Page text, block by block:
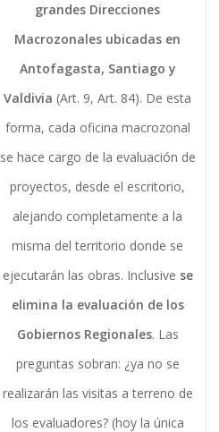
grandes Direcciones
Macrozonales ubicadas en
Antofagasta, Santiago y
Valdivia (Art. 9, Art. 84). De esta
forma, cada oficina macrozonal
se hace cargo de la evaluación de
proyectos, desde el escritorio,
alejando completamente a la
misma del territorio donde se
ejecutarán las obras. Inclusive se
elimina la evaluación de los
Gobiernos Regionales. Las
preguntas sobran: ¿ya no se
realizarán las visitas a terreno de
los evaluadores? (hoy la única